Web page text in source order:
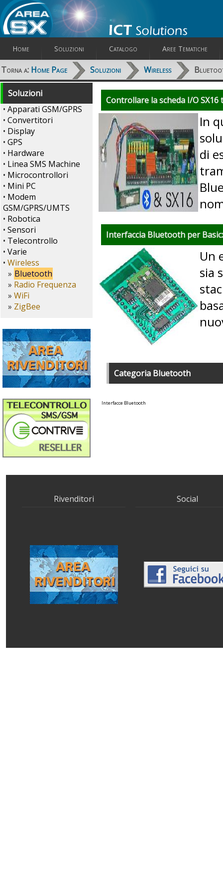
Home Soluzioni Catalogo Aree Tematiche
Torna a: Home Page Soluzioni Wireless
Soluzioni
• Apparati GSM/GPRS
• Convertitori
• Display
• GPS
• Hardware
• Linea SMS Machine
• Microcontrollori
• Mini PC
• Modem
GSM/GPRS/UMTS
• Robotica
• Sensori
• Telecontrollo
• Varie
• Wireless
» Bluetooth
» Radio Frequenza
» WiFi
» ZigBee
Controllare la scheda I/O
In
di
Interfaccia Bluetooth per
Un
sia
Categoria Bluetooth
Interfacce Bluetooth
Rivenditori Social